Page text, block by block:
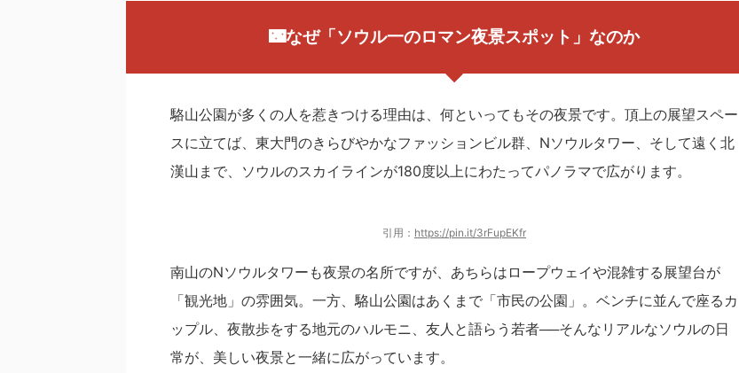
🌃なぜ「ソウル一のロマン夜景スポット」なのか
駱山公園が多くの人を惹きつける理由は、何といってもその夜景です。頂上の展望スペー
スに立てば、東大門のきらびやかなファッションビル群、Nソウルタワー、そして遠く北
漢山まで、ソウルのスカイラインが180度以上にわたってパノラマで広がります。
引用： https://pin.it/3rFupEKfr
南山のNソウルタワーも夜景の名所ですが、あちらはロープウェイや混雑する展望台が
「観光地」の雰囲気。一方、駱山公園はあくまで「市民の公園」。ベンチに並んで座るカ
ップル、夜散歩をする地元のハルモニ、友人と語らう若者──そんなリアルなソウルの日
常が、美しい夜景と一緒に広がっています。